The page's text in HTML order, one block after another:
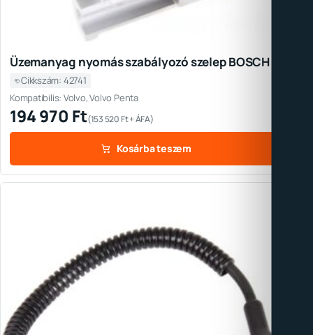
Üzemanyag nyomás szabályozó szelep BOSCH
Cikkszám: 42741
Kompatibilis: Volvo, Volvo Penta
194 970 Ft(153 520Ft+ ÁFA)
Kosárba teszem